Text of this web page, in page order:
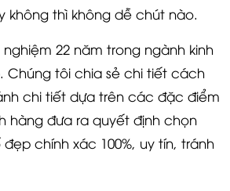
không thì không dễ chút nào.
nghiệm 22 năm trong ngành kinh
Chúng tôi chia sẻ chi tiết cách
chi tiết dựa trên các đặc điểm
hàng đưa ra quyết định chọn
chính xác 100%, uy tín, tránh